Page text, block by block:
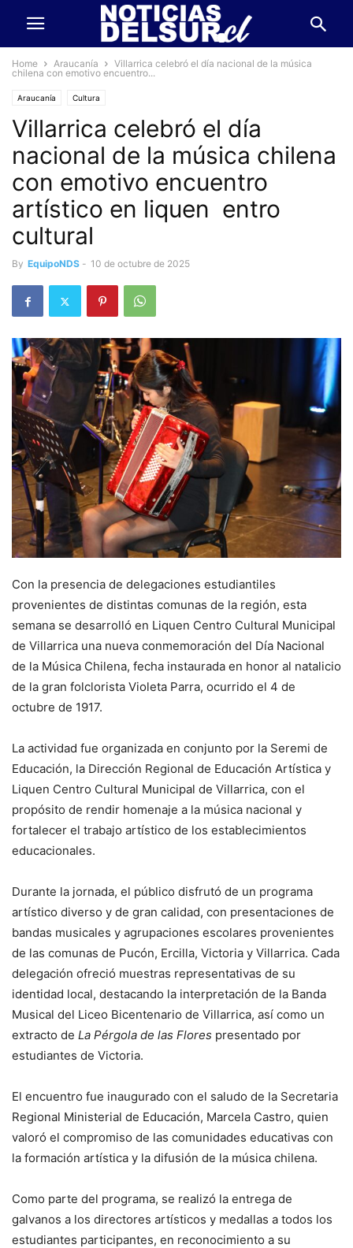
Home Araucanía
Villarrica celebró el día nacional de la música
chilena con emotivo encuentro...
Araucanía Cultura
Villarrica celebró el día
nacional de la música chilena
con emotivo encuentro
artístico en liquen entro
cultural
By EquipoNDS - 10 de octubre de 2025
Con la presencia de delegaciones estudiantiles
provenientes de distintas comunas de la región, esta
semana se desarrolló en Liquen Centro Cultural Municipal
de Villarrica una nueva conmemoración del Día Nacional
de la Música Chilena, fecha instaurada en honor al natalicio
de la gran folclorista Violeta Parra, ocurrido el 4 de
octubre de 1917.
La actividad fue organizada en conjunto por la Seremi de
Educación, la Dirección Regional de Educación Artística y
Liquen Centro Cultural Municipal de Villarrica, con el
propósito de rendir homenaje a la música nacional y
fortalecer el trabajo artístico de los establecimientos
educacionales.
Durante la jornada, el público disfrutó de un programa
artístico diverso y de gran calidad, con presentaciones de
bandas musicales y agrupaciones escolares provenientes
de las comunas de Pucón, Ercilla, Victoria y Villarrica. Cada
delegación ofreció muestras representativas de su
identidad local, destacando la interpretación de la Banda
Musical del Liceo Bicentenario de Villarrica, así como un
extracto de La Pérgola de las Flores presentado por
estudiantes de Victoria.
El encuentro fue inaugurado con el saludo de la Secretaria
Regional Ministerial de Educación, Marcela Castro, quien
valoró el compromiso de las comunidades educativas con
la formación artística y la difusión de la música chilena.
Como parte del programa, se realizó la entrega de
galvanos a los directores artísticos y medallas a todos los
estudiantes participantes, en reconocimiento a su